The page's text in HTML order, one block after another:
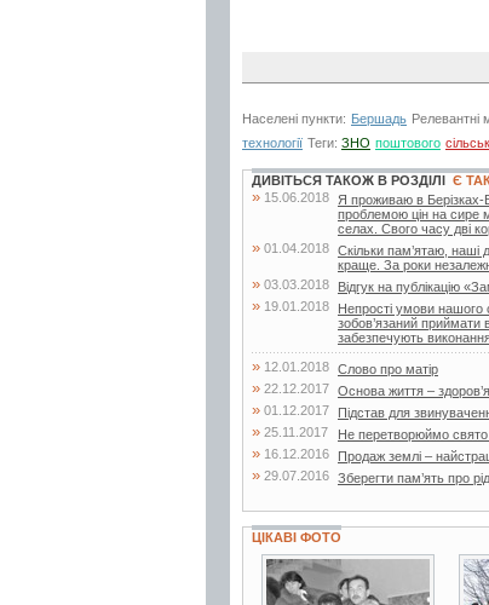
Населені пункти: Бершадь Релевантні
технології Теги: ЗНО поштового
ДИВІТЬСЯ ТАКОЖ В РОЗДІЛІ Є
» 15.06.2018
Я проживаю в Берізках-
проблемою цін на сире
селах. Свого часу дві
» 01.04.2018 Скільки пам’ятаю, наші
краще. За роки
» 03.03.2018 Відгук на публікацію
» 19.01.2018
Непрості умови нашого
зобов’язаний приймати
забезпечують
» 12.01.2018 Слово про матір
» 22.12.2017 Основа життя – здоров’я
» 01.12.2017 Підстав для
» 25.11.2017 Не перетворюймо
» 16.12.2016 Продаж землі –
» 29.07.2016 Зберегти пам’ять про
ЦІКАВІ ФОТО
4 фото